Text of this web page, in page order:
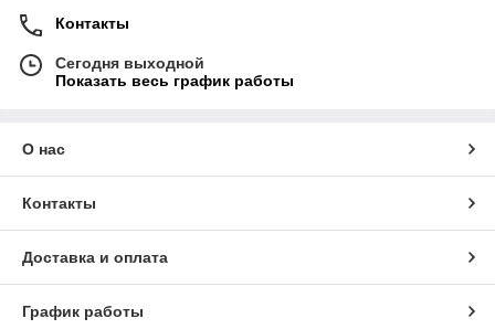
Контакты
Сегодня выходной
Показать весь график работы
О нас
Контакты
Доставка и оплата
График работы